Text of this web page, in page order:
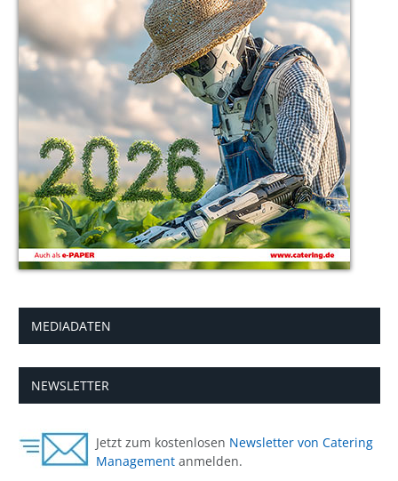
MEDIADATEN
NEWSLETTER
Jetzt zum kostenlosen Newsletter von Catering
Management anmelden.